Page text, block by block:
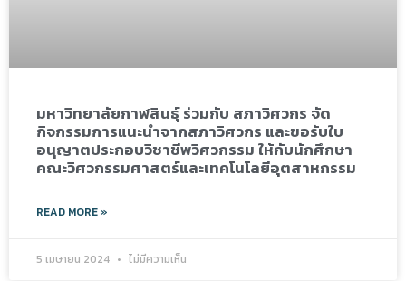
มหาวิทยาลัยกาฬสินธุ์ ร่วมกับ สภาวิศวกร จัด
กิจกรรมการแนะนำจากสภาวิศวกร และขอรับใบ
อนุญาตประกอบวิชาชีพวิศวกรรม ให้กับนักศึกษา
คณะวิศวกรรมศาสตร์และเทคโนโลยีอุตสาหกรรม
READ MORE »
5 เมษายน 2024 ไม่มีความเห็น